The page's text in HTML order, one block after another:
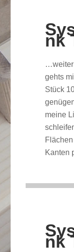
nk
…weiter
gehts
Stück
meine
Kanten
nk